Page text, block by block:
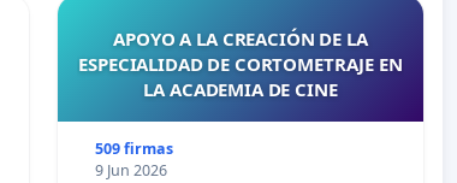
APOYO A LA CREACIÓN DE LA
ESPECIALIDAD DE CORTOMETRAJE EN
LA ACADEMIA DE CINE
509 firmas
9 Jun 2026